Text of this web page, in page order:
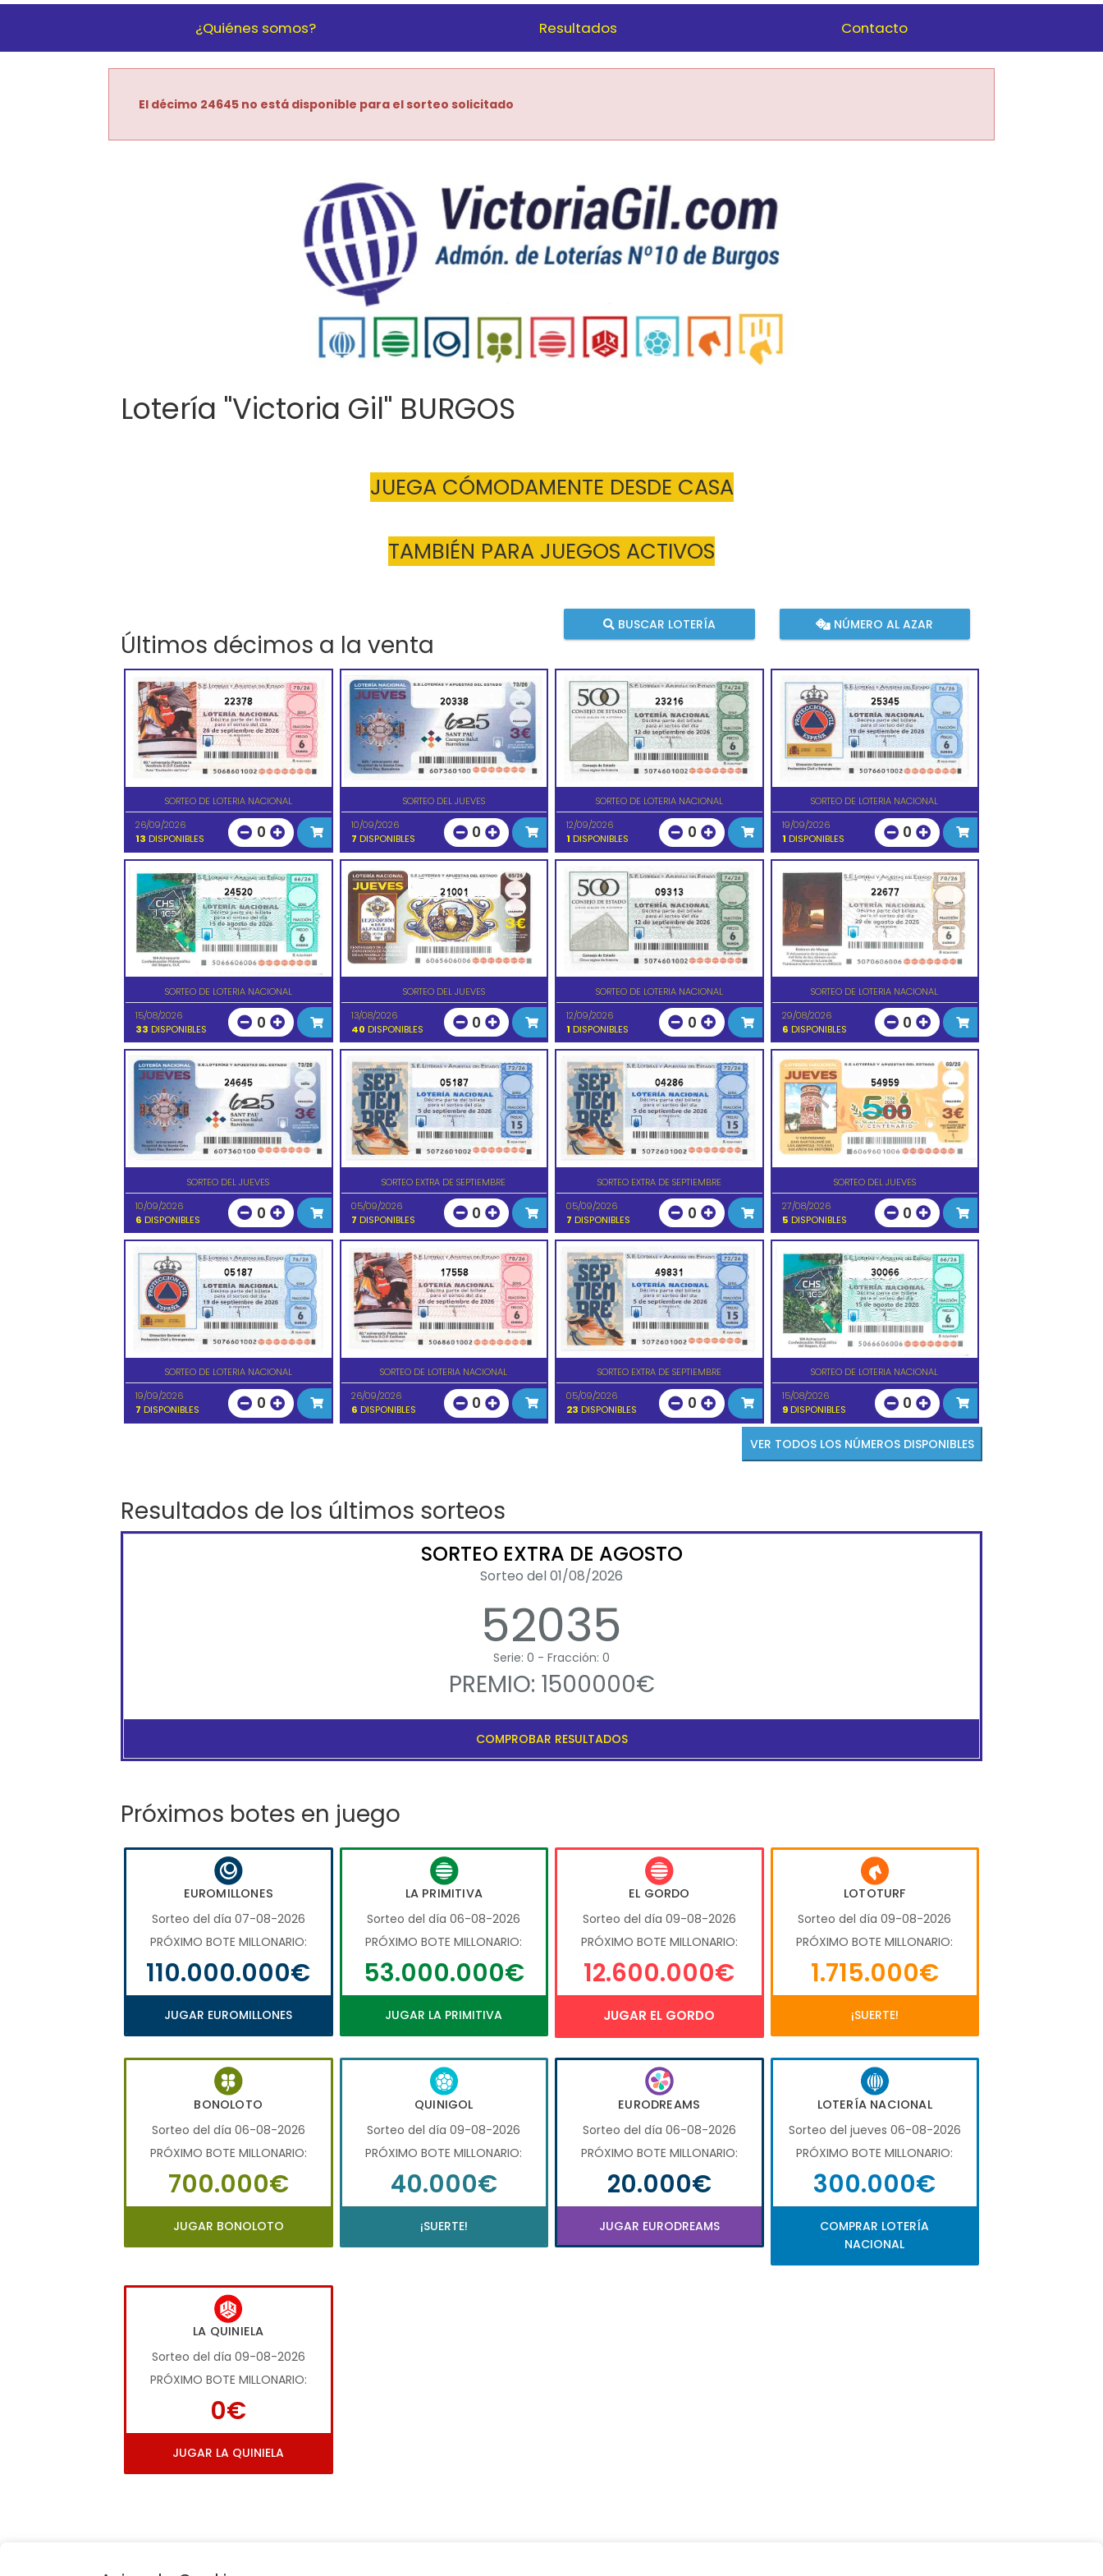
¿Quiénes somos? Resultados Contacto
El décimo 24645 no está disponible para el sorteo solicitado
Lotería "Victoria Gil" BURGOS
JUEGA CÓMODAMENTE DESDE CASA
TAMBIÉN PARA JUEGOS ACTIVOS
Últimos décimos a la venta
BUSCAR LOTERÍA NÚMERO AL AZAR
22378
SORTEO DE LOTERIA NACIONAL
26/09/2026
13 DISPONIBLES 0
20338
SORTEO DEL JUEVES
10/09/2026
7 DISPONIBLES 0
23216
SORTEO DE LOTERIA NACIONAL
12/09/2026
1 DISPONIBLES 0
25345
SORTEO DE LOTERIA NACIONAL
19/09/2026
1 DISPONIBLES 0
24520
SORTEO DE LOTERIA NACIONAL
15/08/2026
33 DISPONIBLES 0
21001
SORTEO DEL JUEVES
13/08/2026
40 DISPONIBLES 0
09313
SORTEO DE LOTERIA NACIONAL
12/09/2026
1 DISPONIBLES 0
22677
SORTEO DE LOTERIA NACIONAL
29/08/2026
6 DISPONIBLES 0
24645
SORTEO DEL JUEVES
10/09/2026
6 DISPONIBLES 0
05187
SORTEO EXTRA DE SEPTIEMBRE
05/09/2026
7 DISPONIBLES 0
04286
SORTEO EXTRA DE SEPTIEMBRE
05/09/2026
7 DISPONIBLES 0
54959
SORTEO DEL JUEVES
27/08/2026
5 DISPONIBLES 0
05187
SORTEO DE LOTERIA NACIONAL
19/09/2026
7 DISPONIBLES 0
17558
SORTEO DE LOTERIA NACIONAL
26/09/2026
6 DISPONIBLES 0
49831
SORTEO EXTRA DE SEPTIEMBRE
05/09/2026
23 DISPONIBLES 0
30066
SORTEO DE LOTERIA NACIONAL
15/08/2026
9DISPONIBLES 0
VER TODOS LOS NÚMEROS DISPONIBLES
Resultados de los últimos sorteos
SORTEO EXTRA DE AGOSTO
Sorteo del 01/08/2026
52035
Serie: 0 - Fracción: 0
PREMIO: 1500000€
COMPROBAR RESULTADOS
Próximos botes en juego
EUROMILLONES
Sorteo del día 07-08-2026
PRÓXIMO BOTE MILLONARIO:
110.000.000€
JUGAR EUROMILLONES
LA PRIMITIVA
Sorteo del día 06-08-2026
PRÓXIMO BOTE MILLONARIO:
53.000.000€
JUGAR LA PRIMITIVA
EL GORDO
Sorteo del día 09-08-2026
PRÓXIMO BOTE MILLONARIO:
12.600.000€
JUGAR EL GORDO
LOTOTURF
Sorteo del día 09-08-2026
PRÓXIMO BOTE MILLONARIO:
1.715.000€
¡SUERTE!
BONOLOTO
Sorteo del día 06-08-2026
PRÓXIMO BOTE MILLONARIO:
700.000€
JUGAR BONOLOTO
QUINIGOL
Sorteo del día 09-08-2026
PRÓXIMO BOTE MILLONARIO:
40.000€
¡SUERTE!
EURODREAMS
Sorteo del día 06-08-2026
PRÓXIMO BOTE MILLONARIO:
20.000€
JUGAR EURODREAMS
LOTERÍA NACIONAL
Sorteo del jueves 06-08-2026
PRÓXIMO BOTE MILLONARIO:
300.000€
COMPRAR LOTERÍA
NACIONAL
LA QUINIELA
Sorteo del día 09-08-2026
PRÓXIMO BOTE MILLONARIO:
0€
JUGAR LA QUINIELA